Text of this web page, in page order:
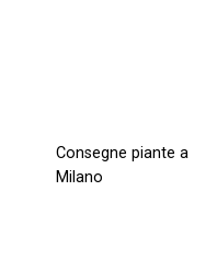
Consegne piante a
Milano